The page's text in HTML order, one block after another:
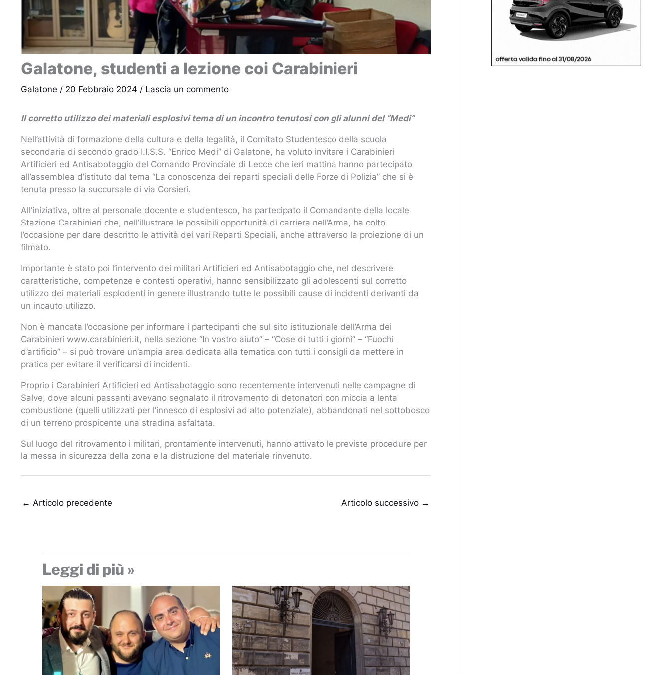
Galatone, studenti a lezione coi Carabinieri
Galatone / 20 Febbraio 2024 / Lascia un commento
Il corretto utilizzo dei materiali esplosivi tema di un incontro tenutosi con gli alunni del “Medi”
Nell’attività di formazione della cultura e della legalità, il Comitato Studentesco della scuola
secondaria di secondo grado I.I.S.S. “Enrico Medi” di Galatone, ha voluto invitare i Carabinieri
Artificieri ed Antisabotaggio del Comando Provinciale di Lecce che ieri mattina hanno partecipato
all’assemblea d’istituto dal tema “La conoscenza dei reparti speciali delle Forze di Polizia” che si è
tenuta presso la succursale di via Corsieri.
All’iniziativa, oltre al personale docente e studentesco, ha partecipato il Comandante della locale
Stazione Carabinieri che, nell’illustrare le possibili opportunità di carriera nell’Arma, ha colto
l’occasione per dare descritto le attività dei vari Reparti Speciali, anche attraverso la proiezione di un
filmato.
Importante è stato poi l’intervento dei militari Artificieri ed Antisabotaggio che, nel descrivere
caratteristiche, competenze e contesti operativi, hanno sensibilizzato gli adolescenti sul corretto
utilizzo dei materiali esplodenti in genere illustrando tutte le possibili cause di incidenti derivanti da
un incauto utilizzo.
Non è mancata l’occasione per informare i partecipanti che sul sito istituzionale dell’Arma dei
Carabinieri www.carabinieri.it, nella sezione “In vostro aiuto” – “Cose di tutti i giorni” – “Fuochi
d’artificio” – si può trovare un’ampia area dedicata alla tematica con tutti i consigli da mettere in
pratica per evitare il verificarsi di incidenti.
Proprio i Carabinieri Artificieri ed Antisabotaggio sono recentemente intervenuti nelle campagne di
Salve, dove alcuni passanti avevano segnalato il ritrovamento di detonatori con miccia a lenta
combustione (quelli utilizzati per l’innesco di esplosivi ad alto potenziale), abbandonati nel sottobosco
di un terreno prospicente una stradina asfaltata.
Sul luogo del ritrovamento i militari, prontamente intervenuti, hanno attivato le previste procedure per
la messa in sicurezza della zona e la distruzione del materiale rinvenuto.
← Articolo precedente Articolo successivo →
Leggi di più »